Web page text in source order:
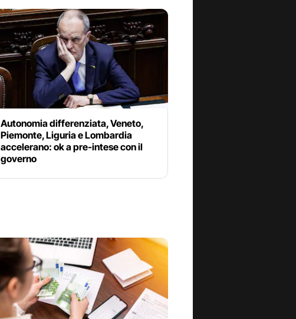
Autonomia differenziata, Veneto,
Piemonte, Liguria e Lombardia
accelerano: ok a pre-intese con il
governo